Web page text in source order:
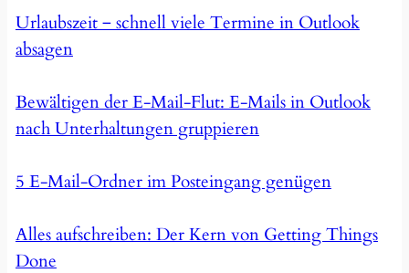
Urlaubszeit ‒ schnell viele Termine in Outlook
absagen
Bewältigen der E-Mail-Flut: E-Mails in Outlook
nach Unterhaltungen gruppieren
5 E-Mail-Ordner im Posteingang genügen
Alles aufschreiben: Der Kern von Getting Things
Done